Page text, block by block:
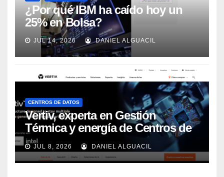
¿Por qué IBM ha caído hoy un
25% en Bolsa?
JUL 14, 2026 DANIEL ALGUACIL
CENTROS DE DATOS
Vertiv, experta en Gestión
Térmica y energía de Centros de
Datos, sigue su crecimiento
imparable
JUL 8, 2026 DANIEL ALGUACIL